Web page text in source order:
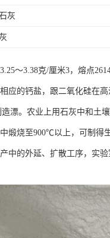
灰
～3.38克/厘米3，熔点
应的钙盐，跟二氧化硅在
漂。农业上用石灰中和土壤
煅烧至900℃以上，可制得生
中的外延、扩散工序，实验